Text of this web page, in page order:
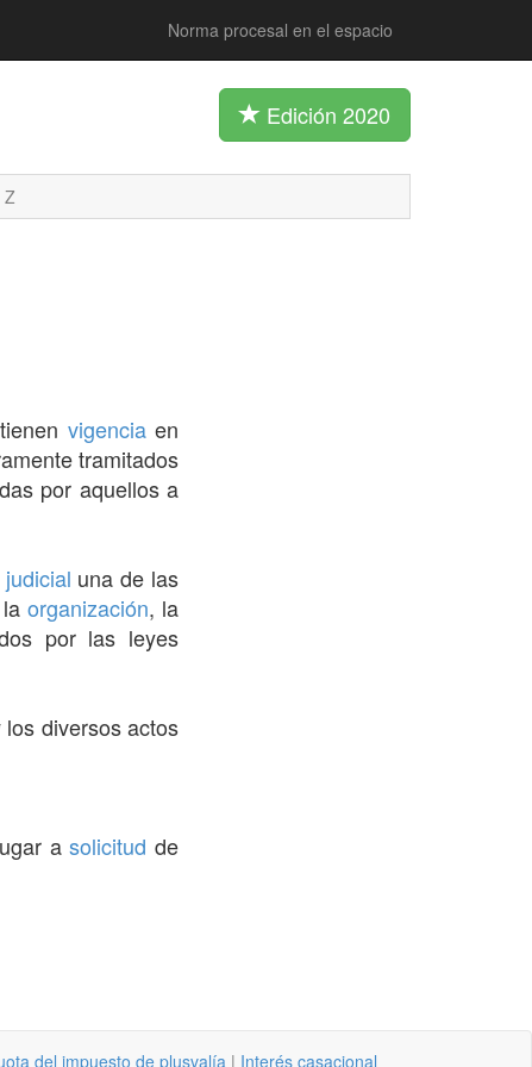
Norma procesal en el espacio
Edición 2020
Z
vigenciaen
tramitados
por aquellos a
una de las
organización, la
por las leyes
los diversos actos
asolicitud de
del impuesto de plusvalía | Interés casacional